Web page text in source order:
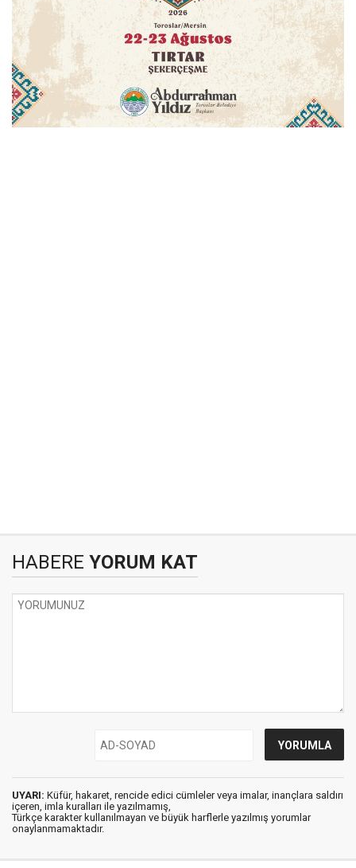
HABERE YORUM KAT
UYARI: Küfür, hakaret, rencide edici cümleler veya imalar, inançlara saldırı
içeren, imla kuralları ile yazılmamış,
Türkçe karakter kullanılmayan ve büyük harflerle yazılmış yorumlar
onaylanmamaktadır.